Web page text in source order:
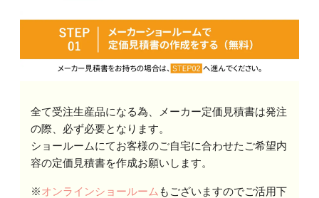
全て受注生産品になる為、メーカー定価見積書は発注
の際、必ず必要となります。
ショールームにてお客様のご自宅に合わせたご希望内
容の定価見積書を作成お願いします。
※オンラインショールーム もございますのでご活用下